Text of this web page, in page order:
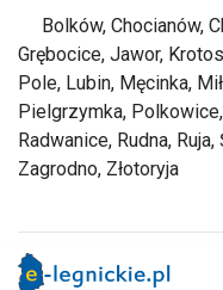
Bolków, Chocianów,
Grębocice, Jawor,
Pole, Lubin, Męcinka,
Pielgrzymka,
Radwanice, Rudna,
Zagrodno, Złotoryja